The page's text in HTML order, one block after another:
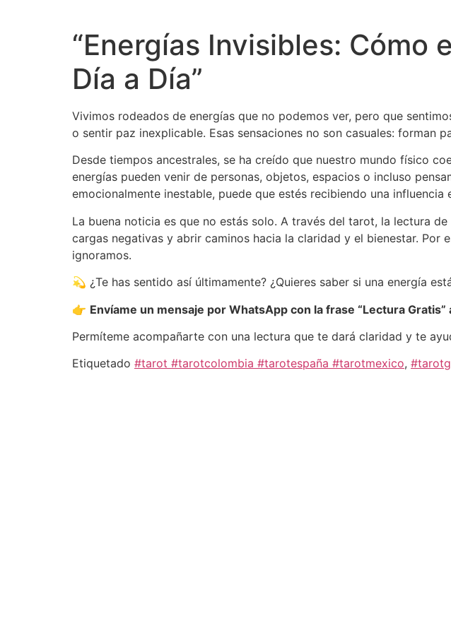
“Energías Invisibles: Cómo
Día a Día”
Vivimos rodeados de energías que no podemos ver, pero que
o sentir paz inexplicable. Esas sensaciones no son casuales: forman
Desde tiempos ancestrales, se ha creído que nuestro mundo físico
energías pueden venir de personas, objetos, espacios o incluso
emocionalmente inestable, puede que estés recibiendo una
La buena noticia es que no estás solo. A través del tarot, la lectura
cargas negativas y abrir caminos hacia la claridad y el bienestar.
ignoramos.
💫 ¿Te has sentido así últimamente? ¿Quieres saber si una energía
👉 Envíame un mensaje por WhatsApp con la frase “Lectura
Permíteme acompañarte con una lectura que te dará claridad y te
Etiquetado #tarot #tarotcolombia #tarotespaña #tarotmexico,